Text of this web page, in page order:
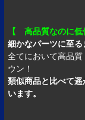
【 高品質なのに
細かなパーツに至る
全てにおいて高品
ウン！
類似商品と比べて
います。